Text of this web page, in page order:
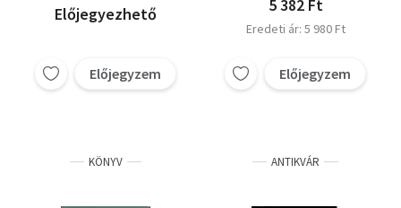
Előjegyezhető
Előjegyzem
5 382 Ft
Eredeti ár: 5 980 Ft
Előjegyzem
KÖNYV ANTIKVÁR